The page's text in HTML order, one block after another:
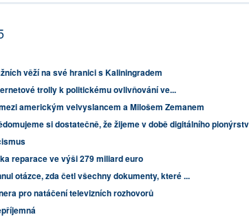
věží na své hranici s Kaliningradem
trolly k politickému ovlivňování ve...
americkým velvyslancem a Milošem Zemanem
si dostatečně, že žijeme v době digitálního
reparace ve výši 279 miliard euro
otázce, zda četl všechny dokumenty, které ...
pro natáčení televizních rozhovorů